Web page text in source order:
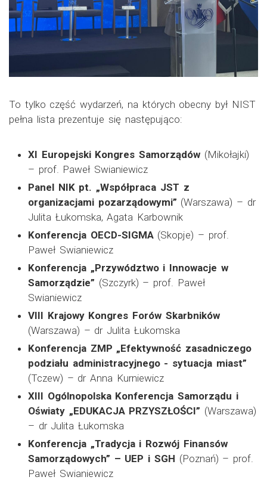
To tylko część wydarzeń, na których obecny był NIST
pełna lista prezentuje się następująco:
XI Europejski Kongres Samorządów (Mikołajki)
– prof. Paweł Swianiewicz
Panel NIK pt. „Współpraca JST z
organizacjami pozarządowymi” (Warszawa) – dr
Julita Łukomska, Agata Karbownik
Konferencja OECD-SIGMA(Skopje) – prof.
Paweł Swianiewicz
Konferencja „Przywództwo i Innowacje w
Samorządzie” (Szczyrk) – prof. Paweł
Swianiewicz
VIII Krajowy Kongres Forów Skarbników
(Warszawa) – dr Julita Łukomska
Konferencja ZMP „Efektywność zasadniczego
podziału administracyjnego - sytuacja miast”
(Tczew) – dr Anna Kurniewicz
XIII Ogólnopolska Konferencja Samorządu i
Oświaty „EDUKACJA PRZYSZŁOŚCI” (Warszawa)
– dr Julita Łukomska
Konferencja „Tradycja i Rozwój Finansów
Samorządowych” – UEP i SGH (Poznań) – prof.
Paweł Swianiewicz